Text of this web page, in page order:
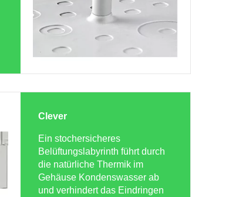
Clever
Ein stochersicheres
Belüftungslabyrinth führt durch
die natürliche Thermik im
Gehäuse Kondenswasser ab
und verhindert das Eindringen